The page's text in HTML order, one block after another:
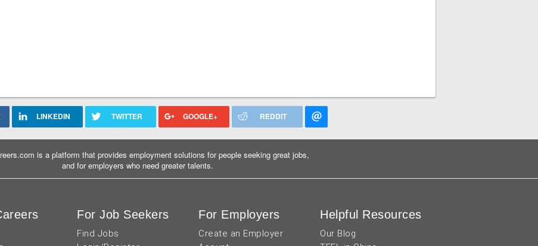
LINKEDIN TWITTER GOOGLE+ REDDIT
is a platform that provides employment solutions for people seeking great jobs,
and for employers who need greater talents.
For Job Seekers
Find Jobs
For Employers
Create an Employer
Helpful Resources
Our Blog